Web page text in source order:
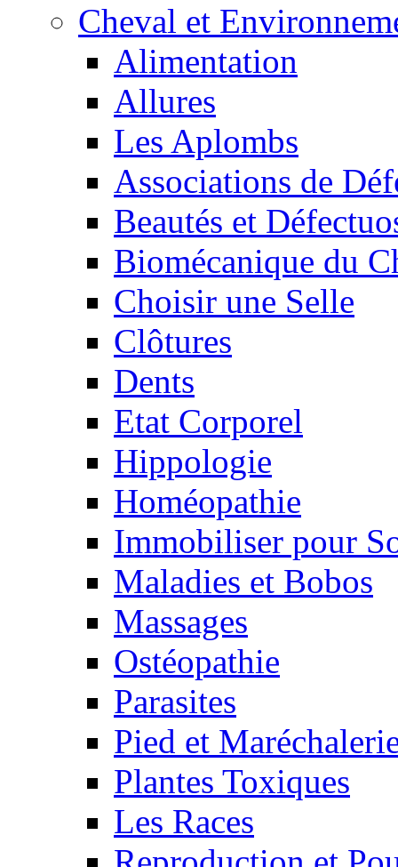
Cheval et
Alimentation
Allures
Les Aplombs
Associations de
Beautés et
Biomécanique du
Choisir une Selle
Clôtures
Dents
Etat Corporel
Hippologie
Homéopathie
Immobiliser pour
Maladies et Bobos
Massages
Ostéopathie
Parasites
Pied et
Plantes Toxiques
Les Races